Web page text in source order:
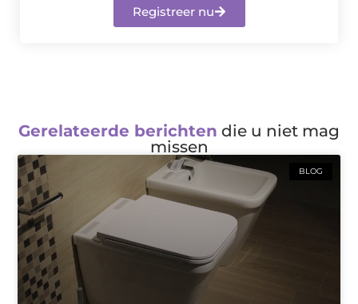
Registreer nu
Gerelateerde berichten die u niet mag
missen
BLOG